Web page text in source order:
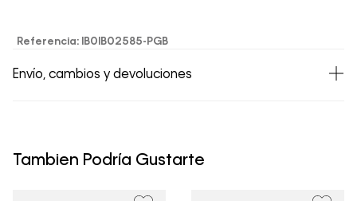
Referencia: IB0IB02585-PGB
Envío, cambios y devoluciones
un período de 30 días calendario tras la recepción.
Tambien Podría Gustarte